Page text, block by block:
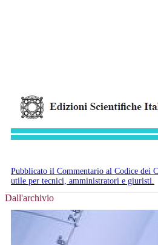
Pubblicato il Commentario al Codice dei
utile per tecnici, amministratori e giuristi.
Dall'archivio